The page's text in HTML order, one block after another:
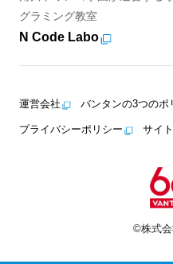
グラミング教室
N Code Labo
運営会社 バンタンの3つのポ
プライバシーポリシー サイ
©株式